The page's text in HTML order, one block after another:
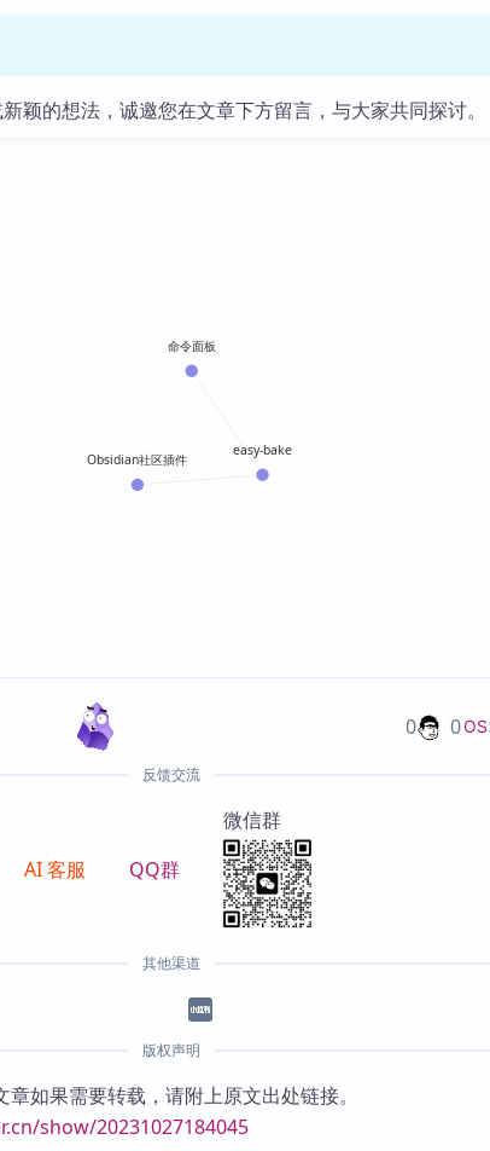
颖的想法，诚邀您在文章下方留言，与大家共同探讨。
命令面板
easy-bake
Obsidian社区插件
OS
0 0
反馈交流
AI 客服 QQ群
微信群
其他渠道
版权声明
如果需要转载，请附上原文出处链接。
show/20231027184045